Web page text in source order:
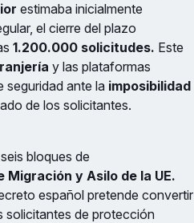
estimaba inicialmente
el cierre del plazo
1.200.000 solicitudes. Este
y las plataformas
seguridad ante la imposibilidad
de los solicitantes.
bloques de
Migración y Asilo de la UE.
español pretende convertir
solicitantes de protección